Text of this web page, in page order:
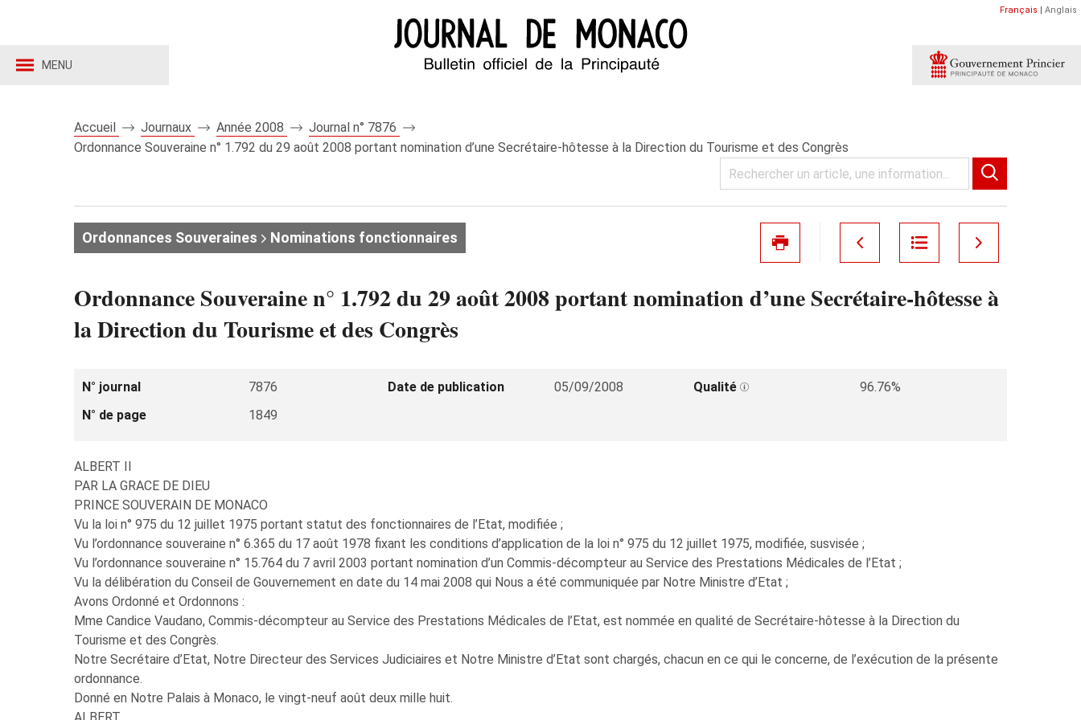
MENU
Français | Anglais
Accueil Journaux Année 2008
Journal n° 7876
Ordonnance Souveraine n° 1.792 du 29 août 2008 portant nomination d’une Secrétaire-hôtesse à la Direction du Tourisme et des Congrès
Ordonnances Souveraines Nominations fonctionnaires
Ordonnance Souveraine n° 1.792 du 29 août 2008 portant nomination d’une Secrétaire-hôtesse à
la Direction du Tourisme et des Congrès
N° journal 7876 Date de publication 05/09/2008 Qualité
96.76%
N° de page
1849
ALBERT II
PAR LA GRACE DE DIEU
PRINCE SOUVERAIN DE MONACO
Vu la loi n° 975 du 12 juillet 1975 portant statut des fonctionnaires de l’Etat, modifiée ;
Vu l’ordonnance souveraine n° 6.365 du 17 août 1978 fixant les conditions d’application de la loi n° 975 du 12 juillet 1975, modifiée, susvisée ;
Vu l’ordonnance souveraine n° 15.764 du 7 avril 2003 portant nomination d’un Commis-décompteur au Service des Prestations Médicales de l’Etat ;
Vu la délibération du Conseil de Gouvernement en date du 14 mai 2008 qui Nous a été communiquée par Notre Ministre d’Etat ;
Avons Ordonné et Ordonnons :
Mme Candice Vaudano, Commis-décompteur au Service des Prestations Médicales de l’Etat, est nommée en qualité de Secrétaire-hôtesse à la Direction du
Tourisme et des Congrès.
Notre Secrétaire d’Etat, Notre Directeur des Services Judiciaires et Notre Ministre d’Etat sont chargés, chacun en ce qui le concerne, de l’exécution de la présente
ordonnance.
Donné en Notre Palais à Monaco, le vingt-neuf août deux mille huit.